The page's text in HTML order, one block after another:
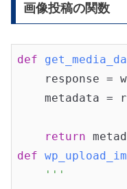
画像投稿の関数
def
response =
metadata =
return
def
'''